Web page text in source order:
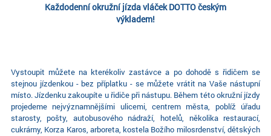
Každodenní okružní jízda vláček DOTTO českým
výkladem!
Vystoupit můžete na kterékoliv zastávce a po dohodě s řidičem se
stejnou jízdenkou - bez příplatku - se můžete vrátit na Vaše nástupní
místo. Jízdenku zakoupíte u řidiče při nástupu. Během této okružní jízdy
projedeme nejvýznamnějšími ulicemi, centrem města, poblíž úřadu
starosty, pošty, autobusového nádraží, hotelů, několika restaurací,
cukrárny, Korza Karos, arboreta, kostela Božího milosrdenství, dětských